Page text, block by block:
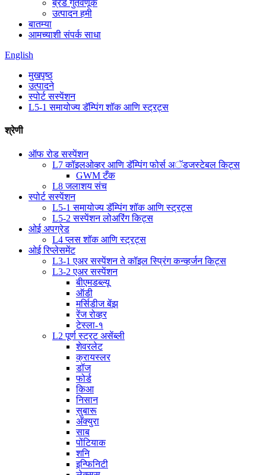
ब्रँड गुंतवणूक
उत्पादन हमी
बातम्या
आमच्याशी संपर्क साधा
English
मुखपृष्ठ
उत्पादने
स्पोर्ट सस्पेंशन
L5-1 समायोज्य डॅम्पिंग शॉक आणि स्ट्रट्स
श्रेणी
ऑफ रोड सस्पेंशन
L7 कॉइलओव्हर आणि डॅम्पिंग फोर्स अॅडजस्टेबल किट्स
GWM टँक
L8 जलाशय संच
स्पोर्ट सस्पेंशन
L5-1 समायोज्य डॅम्पिंग शॉक आणि स्ट्रट्स
L5-2 सस्पेंशन लोअरिंग किट्स
ओई अपग्रेड
L4 प्लस शॉक आणि स्ट्रट्स
ओई रिप्लेसमेंट
L3-1 एअर सस्पेंशन ते कॉइल स्प्रिंग कन्व्हर्जन किट्स
L3-2 एअर सस्पेंशन
बीएमडब्ल्यू
ऑडी
मर्सिडीज बेंझ
रेंज रोव्हर
टेस्ला-१
L2 पूर्ण स्ट्रट असेंब्ली
शेवरलेट
क्रायस्लर
डॉज
फोर्ड
किआ
निसान
सुबारू
अ‍ॅक्युरा
साब
पोंटियाक
शनि
इन्फिनिटी